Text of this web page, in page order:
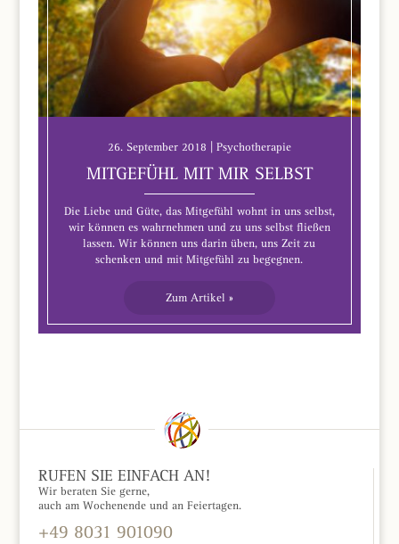
26. September 2018 | Psychotherapie
MITGEFÜHL MIT MIR SELBST
Die Liebe und Güte, das Mitgefühl wohnt in uns selbst,
wir können es wahrnehmen und zu uns selbst fließen
lassen. Wir können uns darin üben, uns Zeit zu
schenken und mit Mitgefühl zu begegnen.
Zum Artikel »
RUFEN SIE EINFACH AN!
Wir beraten Sie gerne,
auch am Wochenende und an Feiertagen.
+49 8031 901090